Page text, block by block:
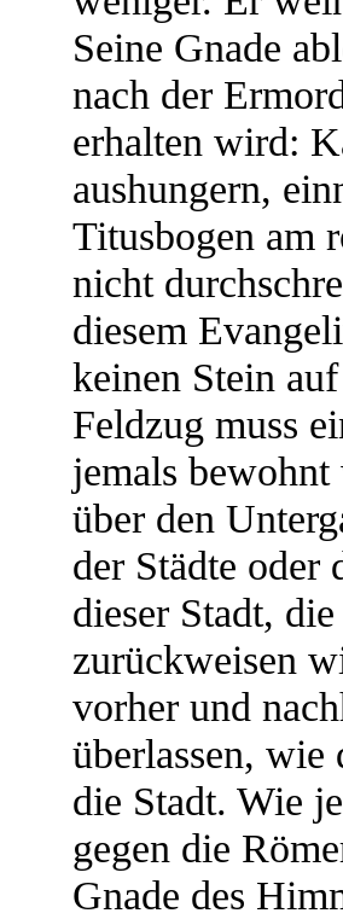
Seine Gnade
nach der
erhalten wird:
aushungern,
Titusbogen am
nicht
diesem
keinen Stein
Feldzug muss
jemals
über den
der Städte oder
dieser Stadt,
zurückweisen
vorher und
überlassen, wie
die Stadt. Wie
gegen die
Gnade des